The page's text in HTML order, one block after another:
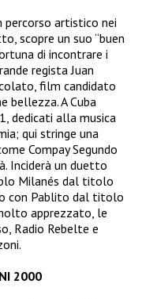
percorso artistico nei
scopre un suo “buen
di incontrare i
regista Juan
film candidato
bellezza. A Cuba
dedicati alla musica
qui stringe una
Compay Segundo
Inciderà un duetto
Milanés dal titolo
con Pablito dal titolo
apprezzato, le
Radio Rebelte e
2000